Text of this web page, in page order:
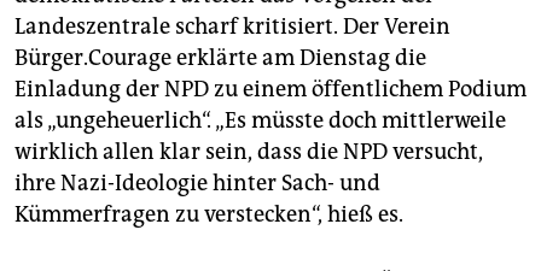
Landeszentrale scharf kritisiert. Der Verein
Bürger.Courage erklärte am Dienstag die
Einladung der NPD zu einem öffentlichem Podium
als „ungeheuerlich“. „Es müsste doch mittlerweile
wirklich allen klar sein, dass die NPD versucht,
ihre Nazi-Ideologie hinter Sach- und
Kümmerfragen zu verstecken“, hieß es.